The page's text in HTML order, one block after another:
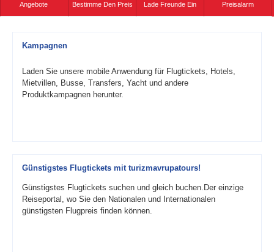
Angebote Bestimme Den Preis Lade Freunde Ein Preisalarm
Kampagnen
Laden Sie unsere mobile Anwendung für Flugtickets, Hotels,
Mietvillen, Busse, Transfers, Yacht und andere
Produktkampagnen herunter.
Günstigstes Flugtickets mit turizmavrupatours!
Günstigstes Flugtickets suchen und gleich buchen.Der einzige
Reiseportal, wo Sie den Nationalen und Internationalen
günstigsten Flugpreis finden können.